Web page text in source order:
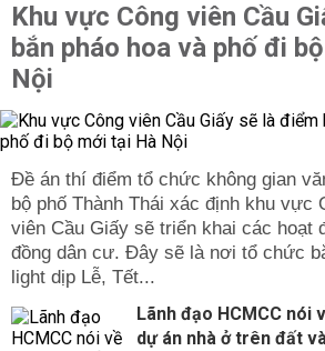
Khu vực Công viên Cầu
bắn pháo hoa và phố đi
Nội
Đề án thí điểm tổ chức không gian
bộ phố Thành Thái xác định khu vực
viên Cầu Giấy sẽ triển khai các hoạt
đồng dân cư. Đây sẽ là nơi tổ chức
light dịp Lễ, Tết...
Lãnh đạo HCMCC nói
dự án nhà ở trên đất